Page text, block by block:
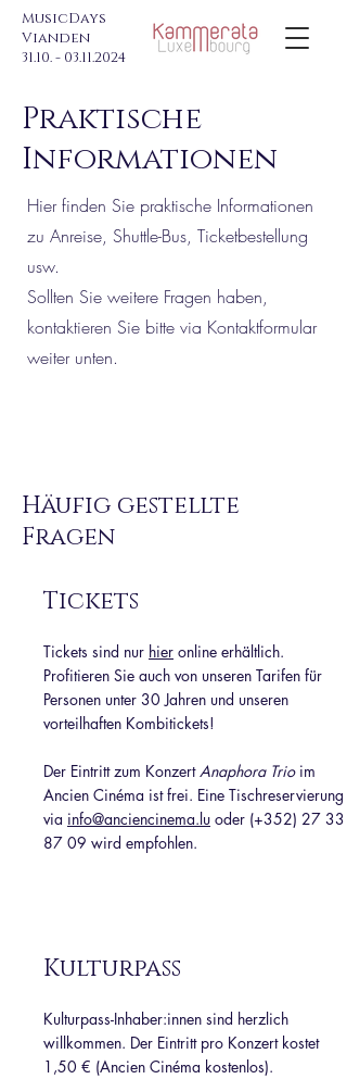
MusicDays
Vianden
31.10. - 03.11.2024
Praktische
Informationen
Hier finden Sie praktische Informationen
zu Anreise, Shuttle-Bus, Ticketbestellung
usw.
Sollten Sie weitere Fragen haben,
kontaktieren Sie bitte via Kontaktformular
weiter unten.
Häufig gestellte
Fragen
Tickets
Tickets sind nur hier online erhältlich.
Profitieren Sie auch von unseren Tarifen für
Personen unter 30 Jahren und unseren
vorteilhaften Kombitickets!
Der Eintritt zum KonzertAnaphora Trioim
Ancien Cinéma ist frei. Eine Tischreservierung
via info@anciencinema.lu oder (+352) 27 33
87 09 wird empfohlen.
Kulturpass
Kulturpass-Inhaber:innen sind herzlich
willkommen. Der Eintritt pro Konzert kostet
1,50 € (Ancien Cinéma kostenlos).